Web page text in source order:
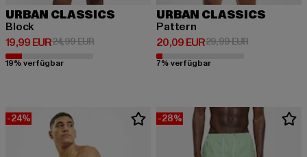
URBAN CLASSICS
Block
19,99 EUR
Derzeitiger Preis: 19,99 EUR
24,99 EURAktionspreis: 24,99 EUR
19% verfügbar
URBAN CLASSICS
Pattern
20,09 EUR
Derzeitiger Preis: 20,09 EUR
29,99 EURAktionspreis:
7% verfügbar
-24% -28%